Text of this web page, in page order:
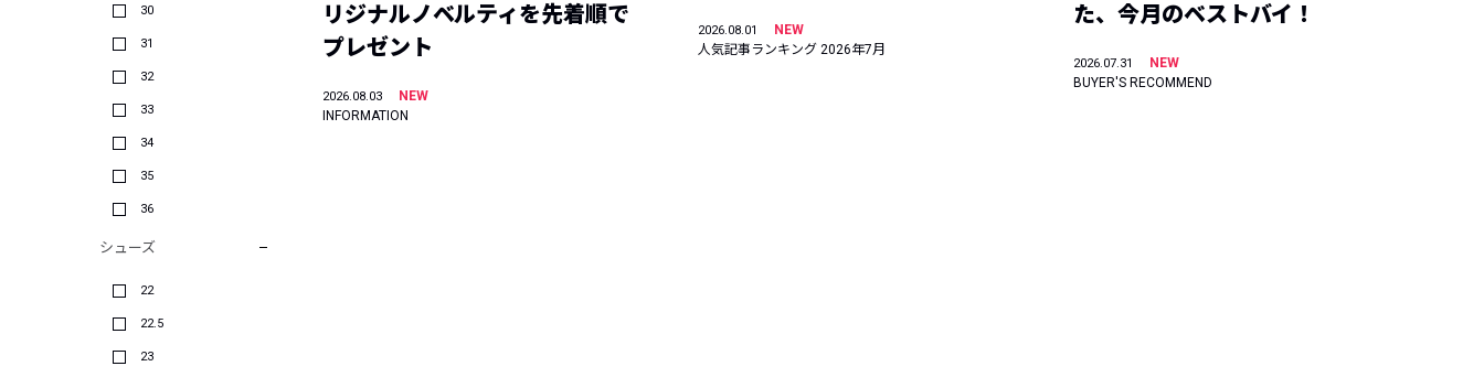
30
31
32
33
34
35
36
シューズ
22
22.5
23
リジナルノベルティを先着順で
プレゼント
2026.08.03
NEW
INFORMATION
2026.08.01
NEW
人気記事ランキング 2026年7月
た、今月のベストバイ！
2026.07.31
NEW
BUYER'S RECOMMEND